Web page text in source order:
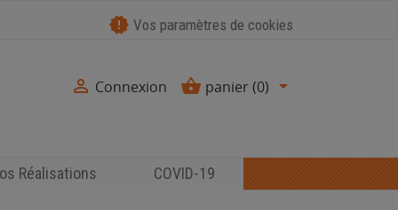
new_releases Vos paramètres de cookies
 Connexion  panier (0) 
Réalisations COVID-19